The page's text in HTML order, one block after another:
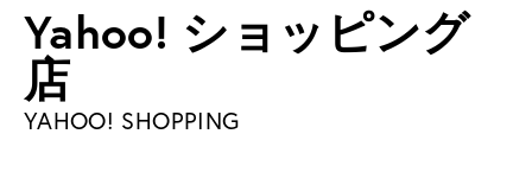
Yahoo! ショッピング
店
YAHOO! SHOPPING